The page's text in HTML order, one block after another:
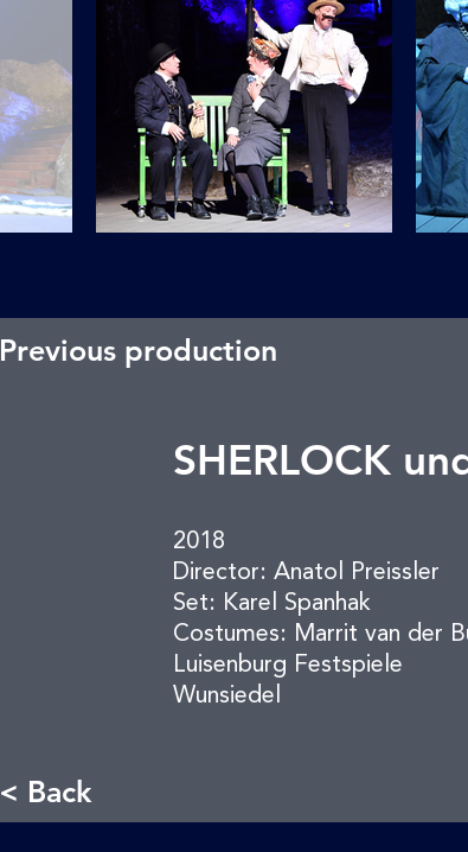
Previous production
SHERLOCK
2018
Director: Anatol Preissler
Set: Karel Spanhak
Costumes: Marrit van der
Luisenburg Festspiele
Wunsiedel
< Back